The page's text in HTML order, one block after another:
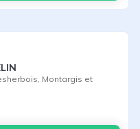
Montargis et